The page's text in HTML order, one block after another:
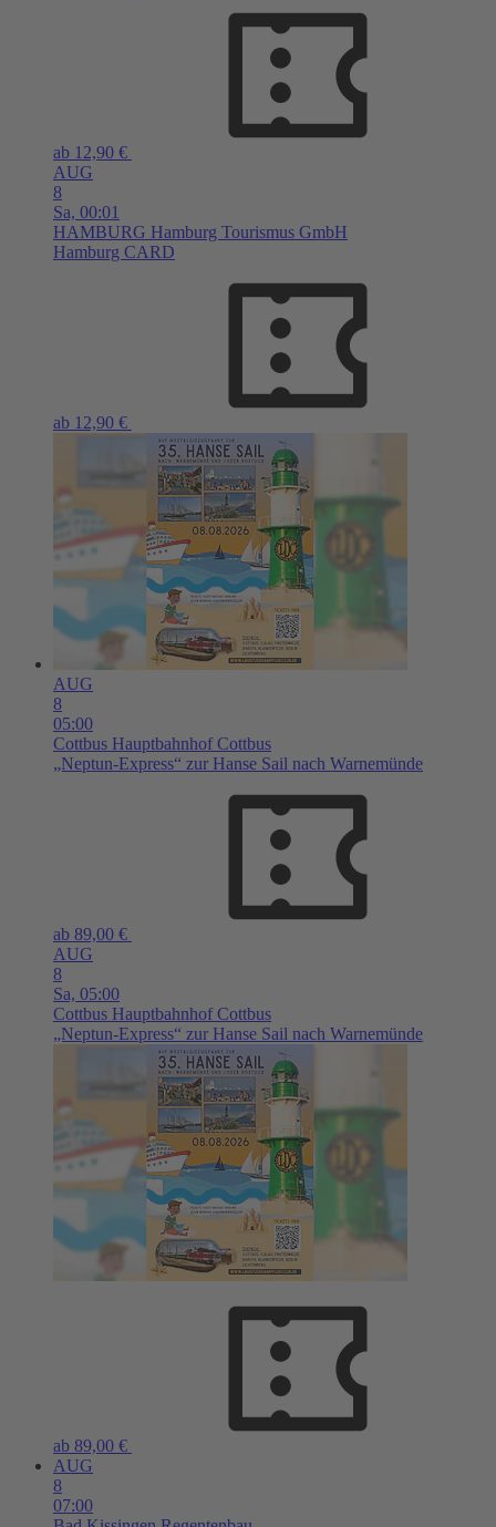
ab 12,90 €
AUG
8
Sa, 00:01
HAMBURG Hamburg Tourismus GmbH
Hamburg CARD
ab 12,90 €
AUG
8
05:00
Cottbus Hauptbahnhof Cottbus
„Neptun-Express“ zur Hanse Sail nach Warnemünde
ab 89,00 €
AUG
8
Sa, 05:00
Cottbus Hauptbahnhof Cottbus
„Neptun-Express“ zur Hanse Sail nach Warnemünde
ab 89,00 €
AUG
8
07:00